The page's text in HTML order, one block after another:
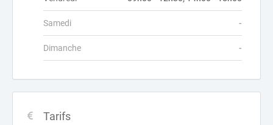
Samedi -
Dimanche -
Tarifs